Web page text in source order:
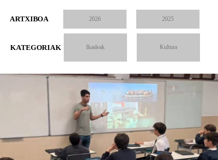
ARTXIBOA 2026 2025
KATEGORIAK Ikasleak Kultura